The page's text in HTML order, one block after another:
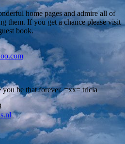
home pages and admire all of
them. If you get a chance please visit
book.
be that forever. =xx= tricia